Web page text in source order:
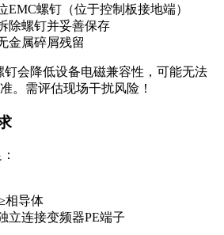
EMC螺钉（位于控制板接地端）
除螺钉并妥善保存
金属碎屑残留
钉会降低设备电磁兼容性，可能无法
。需评估现场干扰风险！
相导体
立连接变频器PE端子